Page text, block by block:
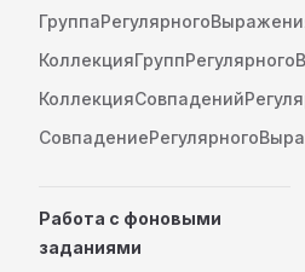
Работа с фоновыми
заданиями